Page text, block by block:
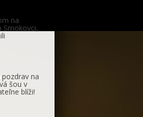
na
Smokovci,
na
šou v
blíži!